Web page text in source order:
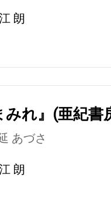
朗
みれ』(亜紀書
あづさ
朗